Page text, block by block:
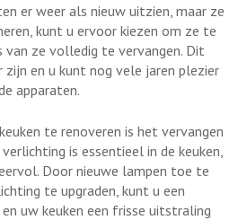
er weer als nieuw uitzien, maar ze
kunt u ervoor kiezen om ze te
ze volledig te vervangen. Dit
zijn en u kunt nog vele jaren plezier
apparaten.
te renoveren is het vervangen
is essentieel in de keuken,
Door nieuwe lampen toe te
te upgraden, kunt u een
uw keuken een frisse uitstraling